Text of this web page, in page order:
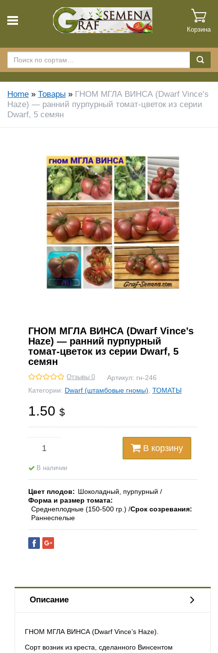
Корзина
Home » Товары » ГНОМ МГЛА ВИНСА (Dwarf Vince’s
Haze) — ранний пурпурный томат-цветок из серии
Dwarf, 5 семян
ГНОМ МГЛА ВИНСА (Dwarf Vince’s
Haze) — ранний пурпурный
томат-цветок из серии Dwarf, 5
семян
Отзывы 0 Артикул: гн-246
Категории: Dwarf (штамбовые гномы) ТОМАТЫ
1.50 $
В корзину
В наличии
Цвет плодов
Шоколадный, пурпурный
Форма и размер томата
Среднеплодные (150-500 гр.) Срок созревания
Раннеспелые
Описание
ГНОМ МГЛА ВИНСА (Dwarf Vince’s Haze).
Сорт возник из креста, сделанного Винсентом